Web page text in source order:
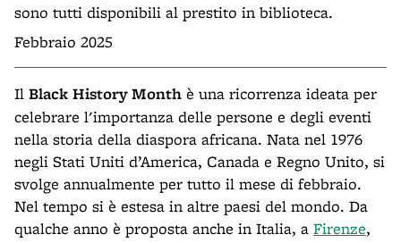
sono tutti disponibili al prestito in biblioteca.
Febbraio 2025
Il Black History Month è una ricorrenza ideata per
celebrare l'importanza delle persone e degli eventi
nella storia della diaspora africana. Nata nel 1976
negli Stati Uniti d’America, Canada e Regno Unito, si
svolge annualmente per tutto il mese di febbraio.
Nel tempo si è estesa in altre paesi del mondo. Da
qualche anno è proposta anche in Italia, a Firenze,